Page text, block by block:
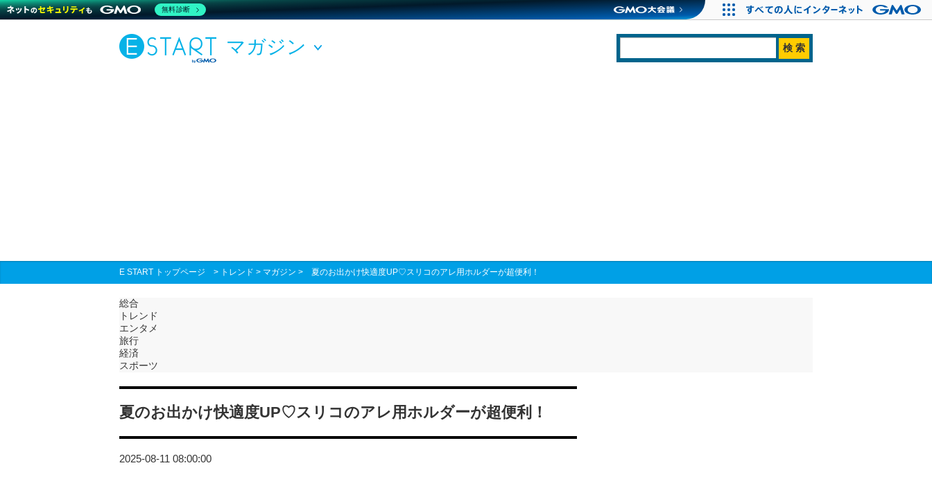
マガジン
E START トップページ > トレンド > マガジン > 夏のお出かけ快適度UP♡スリコのアレ用ホルダーが超便利！
総合
トレンド
エンタメ
旅行
経済
スポーツ
夏のお出かけ快適度UP♡スリコのアレ用ホルダーが超便利！
2025-08-11 08:00:00
無料診断